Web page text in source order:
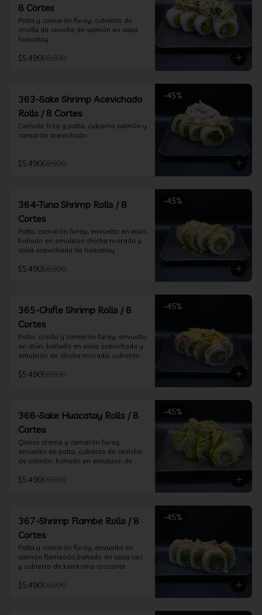
8 Cortes
Palta y camarón furay, cubierto de
criolla de ceviche de salmón en salsa
huacatay
$5.490$9.990
-45%
363-Sake Shrimp Acevichado
Rolls / 8 Cortes
Camote frito y palta, cubierto salmón y
camarón acevichado
$5.490$9.990
-45%
364-Tuna Shrimp Rolls / 8
Cortes
Palta, camarón furay, envuelto en atún,
bañado en emulsion chicha morada y
salsa acevichada de huacatay
$5.490$9.990
-45%
365-Chifle Shrimp Rolls / 8
Cortes
Palta, criolla y camarón furay, envuelto
en atún, bañado en salsa acevichada y
emulsión de chicha morada, cubierto
$5.490$9.990
-45%
366-Sake Huacatay Rolls / 8
Cortes
Queso crema y camarón furay,
envuelto en palta, cubierto de ceviche
de salmón, bañado en emulsion de
$5.490$9.990
-45%
367-Shrimp Flambe Rolls / 8
Cortes
Palta y camarón furay, envuelto en
salmón flameado,bañado en salsa tari
y cubierto de kanikama crocante
$5.490$9.990